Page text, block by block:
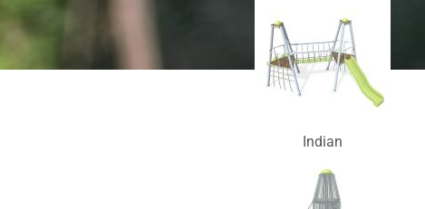
Indian